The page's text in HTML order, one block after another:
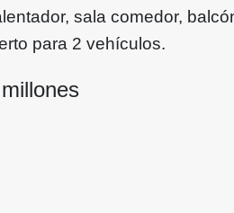
sala comedor,
para 2 vehículos.
millones